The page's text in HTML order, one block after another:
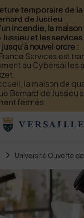
temporaire de
de Jussieu
incendie, la
et les
nouvel ordre :
Services est
au Cybersailles
la maison de
Bernard de Jussieu
fermés.
Retour
la page
du siteUniversité Ouverte
de L'UOV en